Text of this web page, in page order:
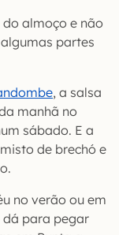
almoço e não
partes
, a salsa
manhã no
sábado. E a
de brechó e
no verão ou em
dá para pegar